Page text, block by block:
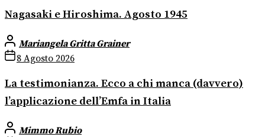
Nagasaki e Hiroshima. Agosto 1945
Mariangela Gritta Grainer
8 Agosto 2026
La testimonianza. Ecco a chi manca (davvero)
l’applicazione dell’Emfa in Italia
Mimmo Rubio